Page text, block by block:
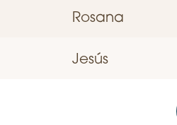
Rosana
Jesús